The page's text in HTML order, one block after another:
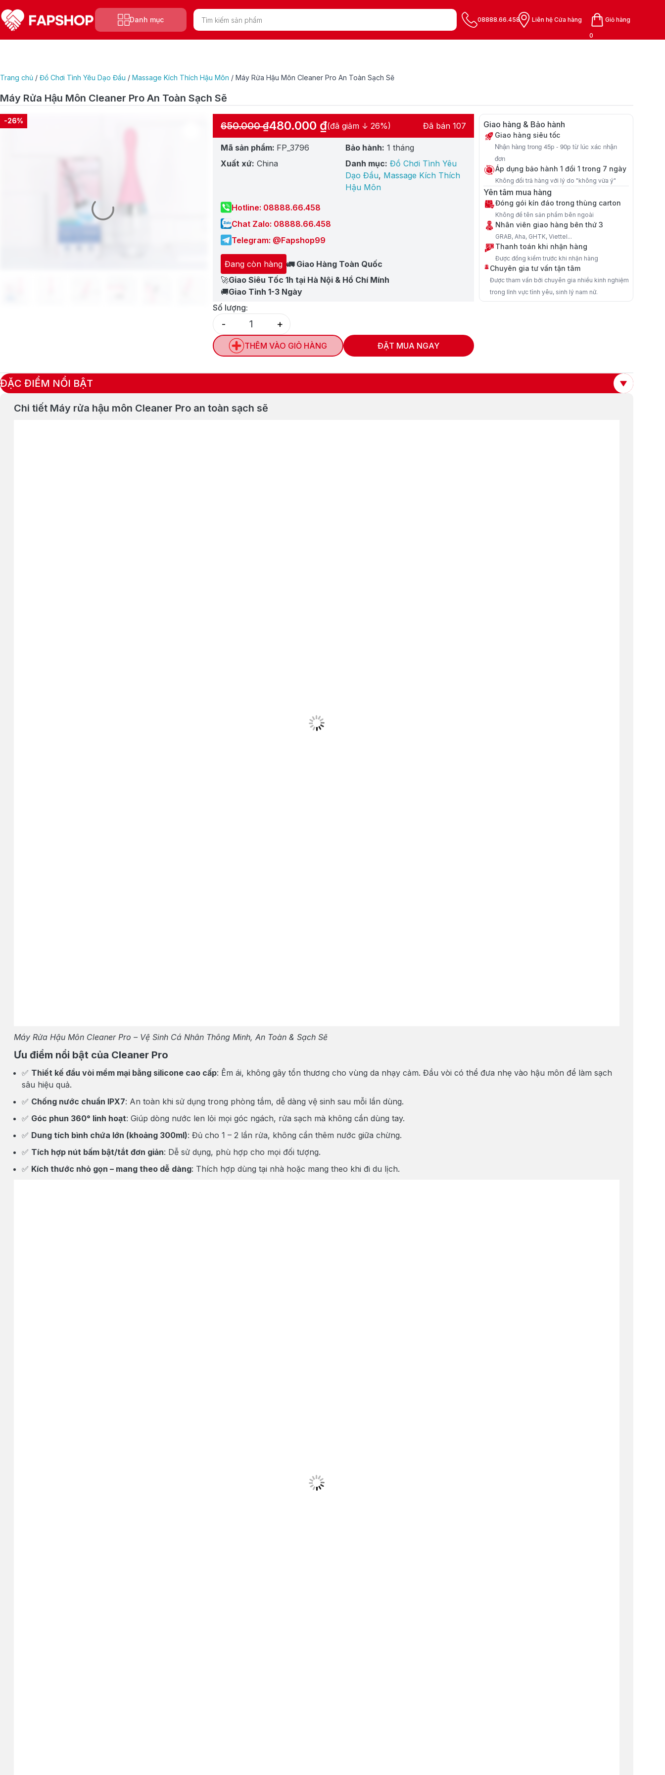
Danh mục
Tìm
kiếm
sản
08888.66.458 Liên hệ Cửa hàng
0
Giỏ hàng
Trang chủ / Đồ Chơi Tình Yêu Dạo Đầu / Massage Kích Thích Hậu Môn / Máy Rửa Hậu Môn Cleaner Pro An Toàn Sạch Sẽ
Máy Rửa Hậu Môn Cleaner Pro An Toàn Sạch Sẽ
-26% 650.000₫
Giá
gốc
650.000 ₫.
480.000 ₫
Giá
hiện
là:
(đã giảm ↓ 26%) Đã bán 107
Mã sản phẩm: FP_3796 Bảo hành: 1 tháng
Xuất xứ: China Danh mục: Đồ Chơi Tình Yêu
Dạo Đầu, Massage Kích Thích
Hậu Môn
Hotline: 08888.66.458
Chat Zalo: 08888.66.458
Telegram: @Fapshop99
Đang còn hàng 🚛 Giao Hàng Toàn Quốc
🚀Giao Siêu Tốc 1h tại Hà Nội & Hồ Chí Mính
🚚Giao Tỉnh 1-3 Ngày
Số lượng:
Quantity
- +
THÊM VÀO GIỎ HÀNG ĐẶT MUA NGAY
Giao hàng & Bảo hành
Giao hàng siêu tốc
Nhận hàng trong 45p - 90p từ lúc xác nhận
đơn
Áp dụng bảo hành 1 đổi 1 trong 7 ngày
Không đổi trả hàng với lý do "không vừa ý"
Yên tâm mua hàng
Đóng gói kín đáo trong thùng carton
Không để tên sản phẩm bên ngoài
Nhân viên giao hàng bên thứ 3
GRAB, Aha, GHTK, Viettel...
Thanh toán khi nhận hàng
Được đồng kiểm trước khi nhận hàng
Chuyên gia tư vấn tận tâm
Được tham vấn bởi chuyên gia nhiều kinh nghiệm
trong lĩnh vực tình yêu, sinh lý nam nữ.
ĐẶC ĐIỂM NỔI BẬT
Chi tiết Máy rửa hậu môn Cleaner Pro an toàn sạch sẽ
Máy Rửa Hậu Môn Cleaner Pro – Vệ Sinh Cá Nhân Thông Minh, An Toàn & Sạch Sẽ
Ưu điểm nổi bật của Cleaner Pro
✅ Thiết kế đầu vòi mềm mại bằng silicone cao cấp: Êm ái, không gây tổn thương cho vùng da nhạy cảm. Đầu vòi có thể đưa nhẹ vào hậu môn để làm sạch
sâu hiệu quả.
✅ Chống nước chuẩn IPX7: An toàn khi sử dụng trong phòng tắm, dễ dàng vệ sinh sau mỗi lần dùng.
✅ Góc phun 360° linh hoạt: Giúp dòng nước len lỏi mọi góc ngách, rửa sạch mà không cần dùng tay.
✅ Dung tích bình chứa lớn (khoảng 300ml): Đủ cho 1 – 2 lần rửa, không cần thêm nước giữa chừng.
✅ Tích hợp nút bấm bật/tắt đơn giản: Dễ sử dụng, phù hợp cho mọi đối tượng.
✅ Kích thước nhỏ gọn – mang theo dễ dàng: Thích hợp dùng tại nhà hoặc mang theo khi đi du lịch.